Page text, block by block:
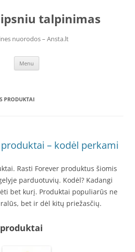
talpinimas
nuorodos – Ansta.lt
Menu
PRODUKTAI
produktai – kodėl perkami
Rasti Forever produktus šiomis
parduotuvių. Kodėl? Kadangi
bet kurį. Produktai populiarūs ne
bet ir dėl kitų priežasčių.